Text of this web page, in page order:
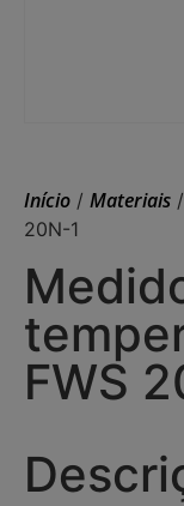
Início / Materiais
20N-1
FWS